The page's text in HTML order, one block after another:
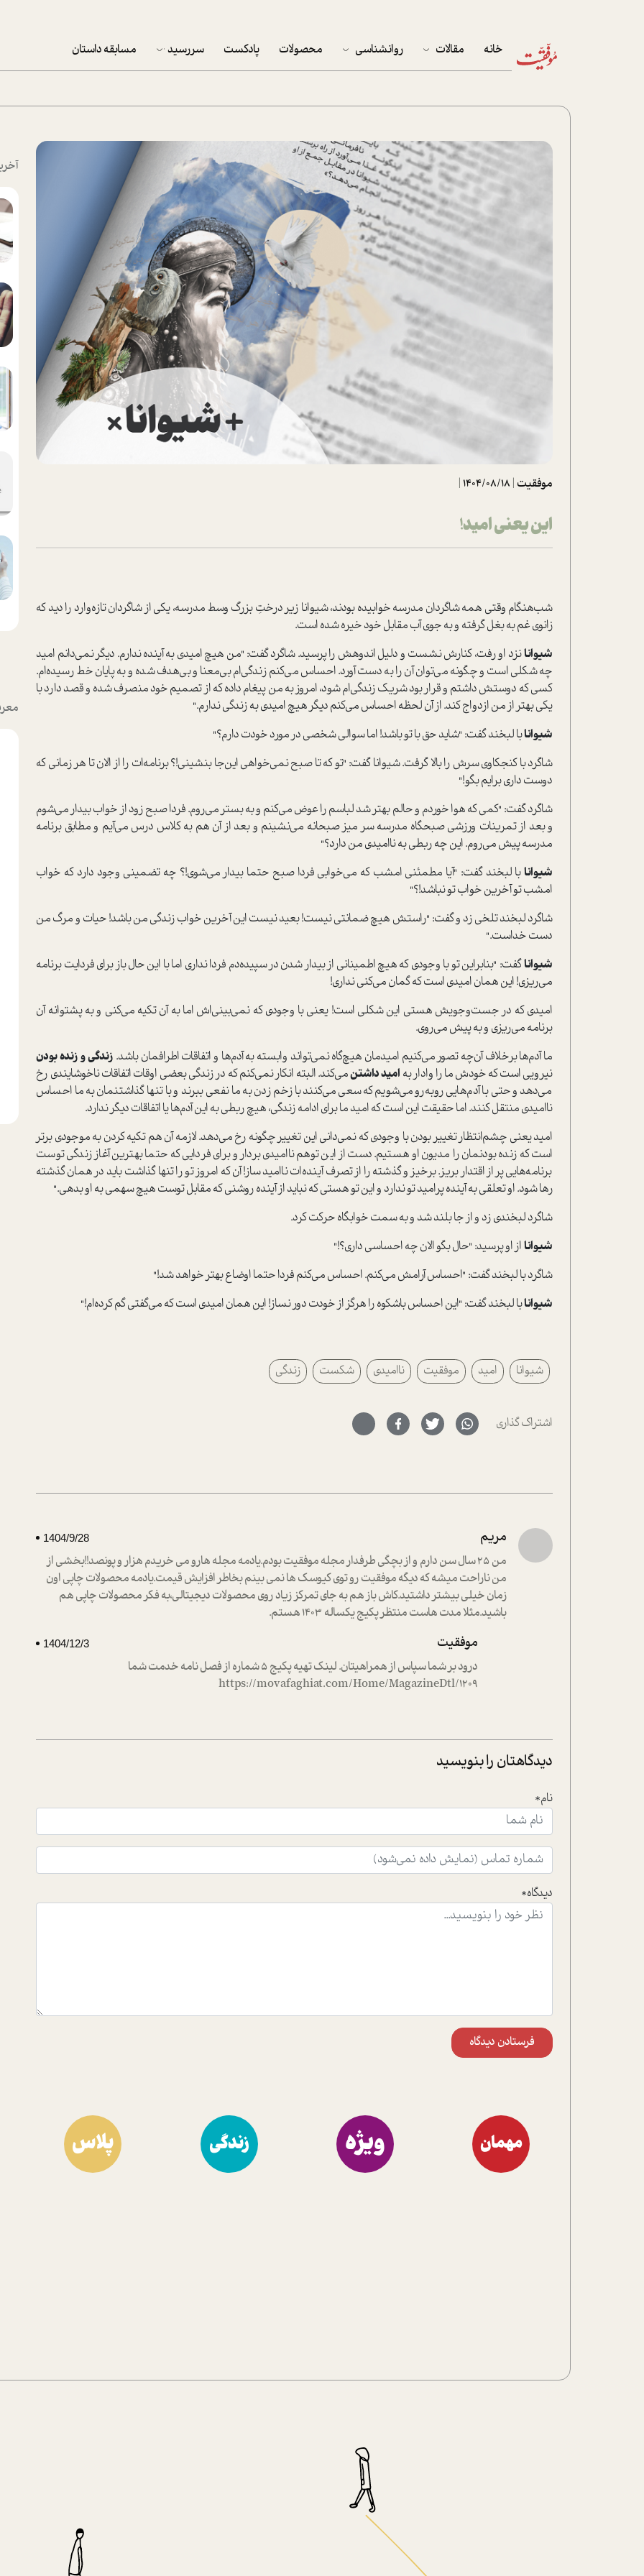
خانه مقالات
پرونده ویژه
زندگی
نوجوان
کار
پلاس
تحلیل فیلم
داستان
روانشناسی محصولات پادکست سررسید
پکيج نوروزي موفقيت
تقویم رومیزی
تقویم دیواری
مسابقه داستان
موفقیت |
1404/08/18
|
این یعنی امید!
شب‌هنگام وقتی همه شاگردان مدرسه خوابیده بودند، شیوانا زیر درختِ بزرگ وسط مدرسه، یکی از شاگردان تازه‌وارد را دید که
زانوی غم به بغل گرفته و به جوی آب مقابل خود خیره شده است.
شیوانانزد او رفت، کنارش نشست و دلیل اندوهش را پرسید. شاگرد گفت: "من هیچ امیدی به آینده ندارم. دیگر نمی‌دانم امید
چه شکلی است و چگونه می‌توان آن را به دست آورد. احساس می‌کنم زندگی‌ام بی‌معنا و بی‌هدف شده و به پایان خط رسیده‌ام.
کسی که دوستش داشتم و قرار بود شریک زندگی‌ام شود، امروز به من پیغام داده که از تصمیم خود منصرف شده و قصد دارد با
یکی بهتر از من ازدواج کند. از آن لحظه‌ احساس می‌کنم دیگر هیچ امیدی به زندگی ندارم."
شیوانابا لبخند گفت: "شاید حق با تو باشد! اما سوالی شخصی در مورد خودت دارم؟"
شاگرد با کنجکاوی سرش را بالا گرفت. شیوانا گفت: "تو که تا صبح نمی‌خواهی این‌جا بنشینی!؟ برنامه‌ات را از الان تا هر زمانی که
دوست داری برایم بگو!"
شاگرد گفت: "کمی که هوا خوردم و حالم بهتر شد لباسم را عوض می‌کنم و به بستر می‌روم. فردا صبح زود از خواب بیدار می‌شوم
و بعد از تمرینات ورزشی صبحگاه مدرسه سر میز صبحانه می‌نشینم و بعد از آن هم به کلاس درس می‌آیم و مطابق برنامه
مدرسه پیش می‌روم. این چه ربطی به ناامیدی من دارد؟"
شیوانابا لبخند گفت: "آیا مطمئنی امشب که می‌خوابی فردا صبح حتما بیدار می‌شوی!؟ چه تضمینی وجود دارد که خواب
امشب تو آخرین خواب تو نباشد!؟"
شاگرد لبخند تلخی زد و گفت: "راستش هیچ ضمانتی نیست! بعید نیست این آخرین خواب زندگی من باشد! حیات و مرگ من
دست خداست."
شیواناگفت: "بنابراین تو با وجودی که هیچ اطمینانی از بیدار شدن در سپیده‌دم فردا نداری اما با این حال باز برای فردایت برنامه
می‌ریزی! این همان امیدی است که گمان می‌کنی نداری!
امیدی که در جست‌وجویش هستی این شکلی است! یعنی با وجودی که نمی‌بینی‌اش اما به آن تکیه می‌کنی و به پشتوانه آن
برنامه می‌ریزی و به پیش می‌روی.
ما آدم‌ها برخلاف آن‌چه تصور می‌کنیم امیدمان هیچ‌گاه نمی‌تواند وابسته به آدم‌ها و اتفاقات اطرافمان باشد. زندگی و زنده بودن
نیرویی است که خودش ما را وادار به امید داشتنمی‌کند. البته انکار نمی‌کنم که در زندگی بعضی اوقات اتفاقات ناخوشایندی رخ
مي‌دهد و حتی با آدم‌هایی روبه‌رو می‌شویم که سعی می‌کنند با زخم زدن به ما نفعی ببرند و با تنها گذاشتنمان به ما احساس
ناامیدی منتقل کنند. اما حقیقت این است که امید ما برای ادامه زندگی، هیچ ربطی به این آدم‌ها یا اتفاقات دیگر ندارد.
امید یعنی چشم‌انتظار تغییر بودن با وجودی که نمی‌دانی این تغییر چگونه رخ می‌دهد. لازمه آن هم تکیه کردن به موجودی برتر
است که زنده بودنمان را مدیون او هستیم. دست از این توهم ناامیدی بردار و برای فردایی که حتما بهترین آغاز زندگی توست
برنامه‌هایی پر از اقتدار بریز. برخیز و گذشته را از تصرف آینده‌ات ناامید ساز! آن که امروز تو را تنها گذاشت باید در همان گذشته
رها شود. او تعلقی به آینده پرامید تو ندارد و این تو هستی که نباید از آینده روشنی که مقابل توست هیچ سهمی به او بدهی."
شاگرد لبخندی زد و از جا بلند شد و به سمت خوابگاه حرکت کرد.
شیوانااز او پرسید: "حال بگو الان چه احساسی داری؟!"
شاگرد با لبخند گفت: "احساس آرامش مي‌كنم. احساس مي‌كنم فردا حتما اوضاع بهتر خواهد شد!"
شیوانابا لبخند گفت: "این احساس باشکوه را هرگز از خودت دور نساز! این همان امیدی است که می‌گفتی گم کرده‌ام!"
شیوانا امید موفقیت ناامیدی شکست زندگی
اشتراک گذاری
مریم 1404/9/28
من 25 سال سن دارم و از بچگی طرفدار مجله موفقیت بودم.یادمه مجله هارو می خریدم هزار و پونصد!!بخشی از
من ناراحت میشه که دیگه موفقیت رو توی کیوسک ها نمی بینم بخاطر افزایش قیمت.یادمه محصولات چاپی اون
زمان خیلی بیشتر داشتید.کاش باز هم به جای تمرکز زیاد روی محصولات دیجیتالی،به فکر محصولات چاپی هم
باشید.مثلا مدت هاست منتظر پکیج یکساله 1403 هستم.
موفقیت 1404/12/3
درود بر شما سپاس از همراهیتان. لینک تهیه پکیج ۵ شماره از فصل نامه خدمت شما
https://movafaghiat.com/Home/MagazineDtl/1209
دیدگاهتان را بنویسید
نام*
دیدگاه*
فرستادن دیدگاه
مهمان ویژه زندگی پلاس